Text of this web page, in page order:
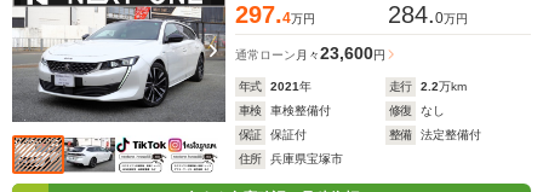
297.4万円 284.0万円
通常ローン 月々23,600円
年式 2021年 走行 2.2万km
車検
車検整備付 修復
なし
保証
保証付 整備
法定整備付
住所
兵庫県宝塚市